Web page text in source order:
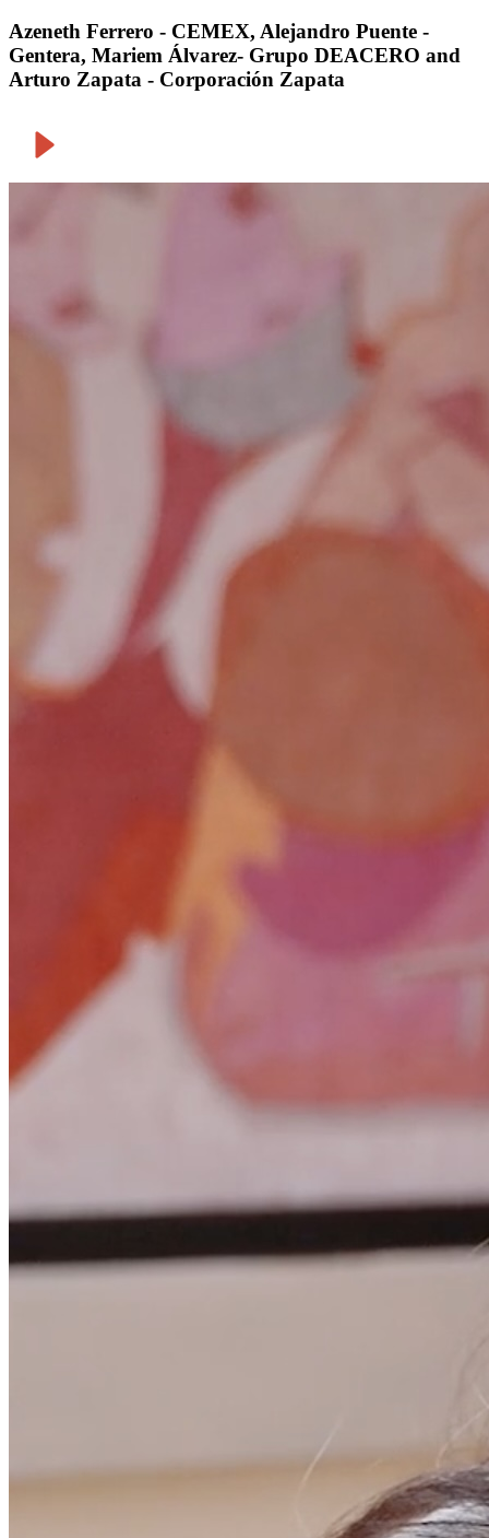
Azeneth Ferrero - CEMEX, Alejandro Puente -
Gentera, Mariem Álvarez- Grupo DEACERO and
Arturo Zapata - Corporación Zapata